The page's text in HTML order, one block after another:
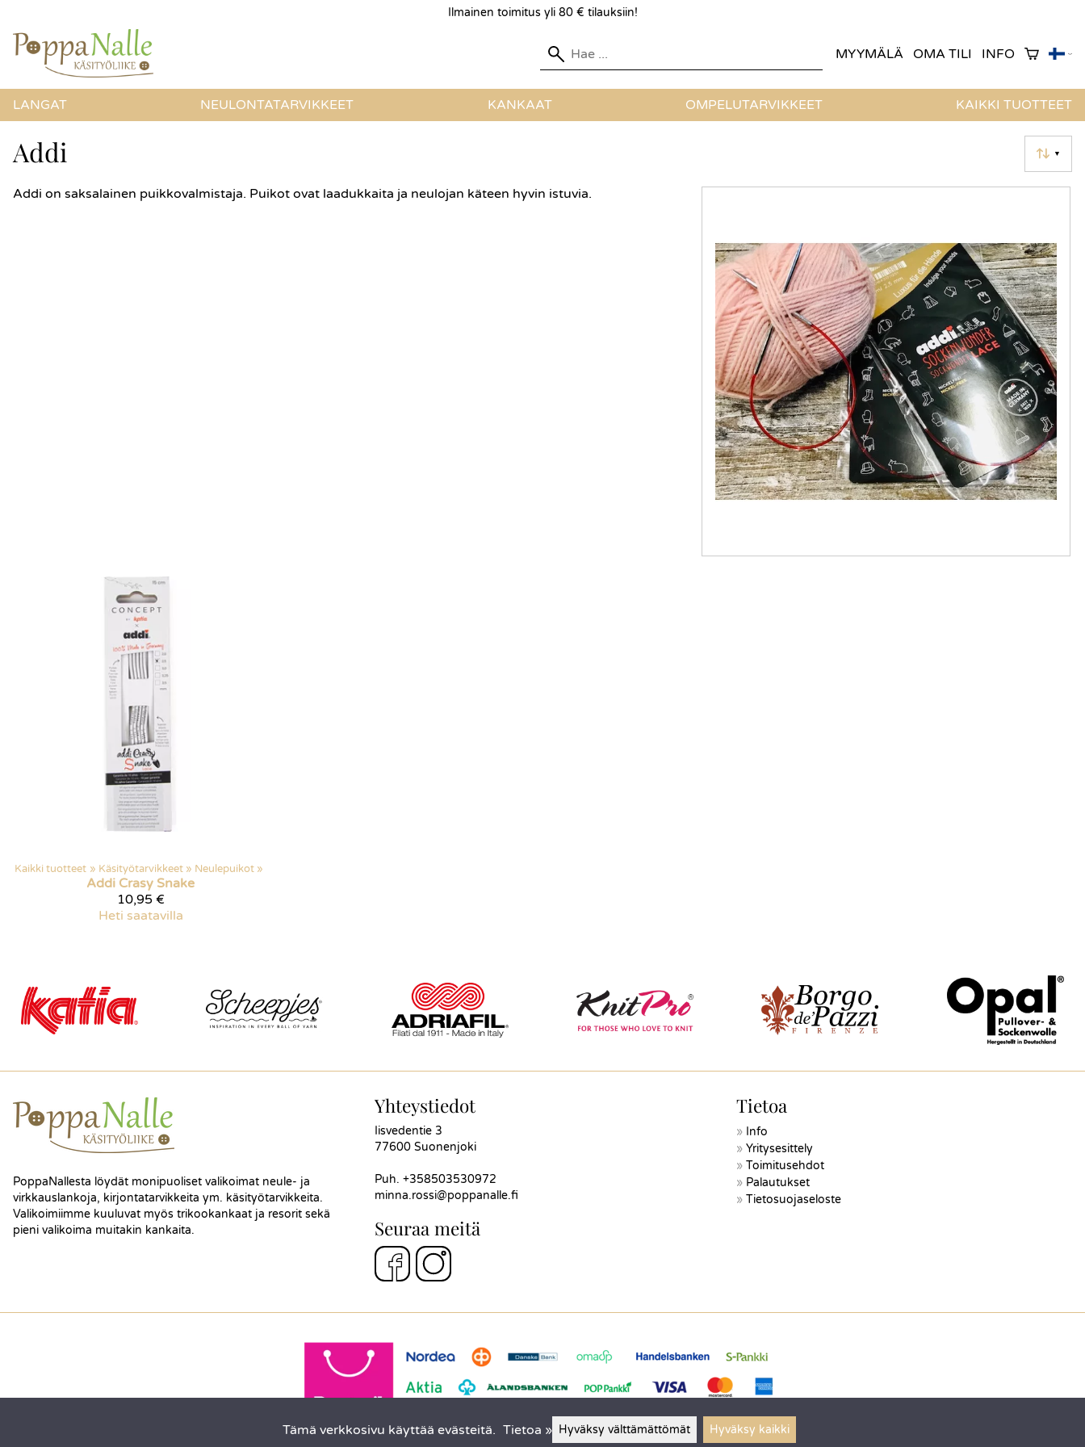
Ilmainen toimitus yli 80 € tilauksiin!
MYYMÄLÄ OMA TILI INFO
LANGAT NEULONTATARVIKKEET KANKAAT OMPELUTARVIKKEET KAIKKI TUOTTEET
▼
Addi
Addi on saksalainen puikkovalmistaja. Puikot ovat laadukkaita ja neulojan käteen hyvin istuvia.
Kaikki tuotteet ‪» Käsityötarvikkeet ‪» Neulepuikot ‪»
Addi Crasy Snake
10,95 €
Heti saatavilla
PoppaNallesta löydät monipuoliset valikoimat neule- ja
virkkauslankoja, kirjontatarvikkeita ym. käsityötarvikkeita.
Valikoimiimme kuuluvat myös trikookankaat ja resorit sekä
pieni valikoima muitakin kankaita.
Yhteystiedot
Iisvedentie 3
77600 Suonenjoki
Puh. +358503530972
minna.rossi@poppanalle.fi
Seuraa meitä
Tietoa
Info
Yritysesittely
Toimitusehdot
Palautukset
Tietosuojaseloste
Tämä verkkosivu käyttää evästeitä. Tietoa » Hyväksy välttämättömät Hyväksy kaikki